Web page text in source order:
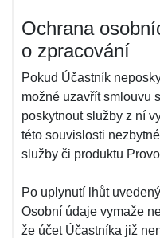
Ochrana
o zpracování
Pokud Účastník
možné uzavřít smlouvu
poskytnout služby z ní
této souvislosti
služby či produktu
Po uplynutí lhůt
Osobní údaje vymaže
že účet Účastníka již